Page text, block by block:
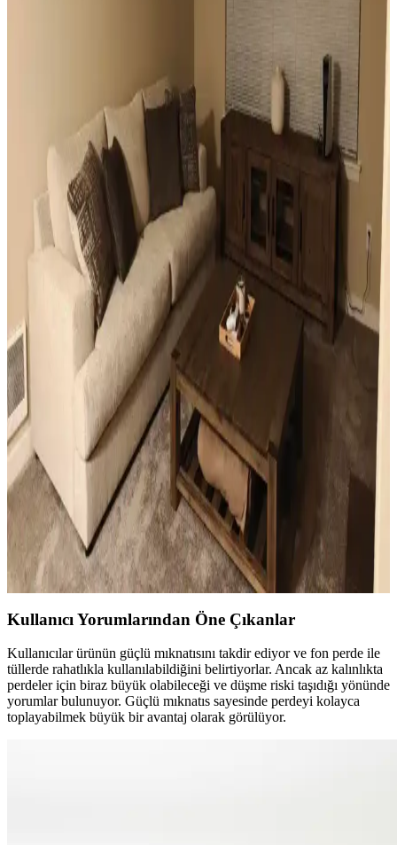
Mutfak Pencereleri İçin Estetik ve Fonksiyonel
Perde ile Jaluzi Seçenekleri
Mutfak pencereleri için perde ve jaluzi seçiminde mevcut pencere
durumu, kullanım alışkanlıkları ve dekorasyon tarzı önemlidir.
Roman storlar, bambu jaluziler ve dekoratif filmler estetik ve
fonksiyonel çözümler sunar.
Sıcak Tonlu Mekanlarda Perde ve Perde Çubuğu
Seçimi İçin Estetik ve Fonksiyonel Rehber
Sıcak beyaz duvarlar ve açık kahverengi zeminlerde perde ve perde
çubuğu seçimi, estetik ve fonksiyonel açıdan mekanın atmosferini
belirler. Doğru renk ve malzeme tercihleri mekana sıcaklık ve uyum
katar.
Ev Dekorasyonunda Küçük Dokunuşlarla
Mekanların Kişisel ve Estetik Dönüşümü
Ev dekorasyonunda aydınlatma, halı, sanat eserleri ve mobilya
uyumu gibi küçük ama etkili dokunuşlar, mekanların kişisel ve
estetik görünümünü önemli ölçüde değiştirir.
Küçük Oturma Odası Dekorasyonunda Denge ve
Katmanlama Teknikleriyle Alanı Genişletme
Küçük oturma odalarında perde, aydınlatma, mobilya ve dekorasyon
seçimleriyle denge ve katmanlama sağlanarak alan görsel olarak
genişletilir ve fonksiyonellik artırılır.
Kullanıcı Yorumlarından Öne Çıkanlar
Kullanıcılar ürünün güçlü mıknatısını takdir ediyor ve fon perde ile
tüllerde rahatlıkla kullanılabildiğini belirtiyorlar. Ancak az kalınlıkta
perdeler için biraz büyük olabileceği ve düşme riski taşıdığı yönünde
yorumlar bulunuyor. Güçlü mıknatıs sayesinde perdeyi kolayca
toplayabilmek büyük bir avantaj olarak görülüyor.